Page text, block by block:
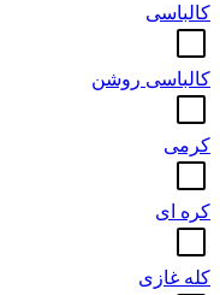
کالباسی
کالباسی روشن
کرمی
کره ای
کله غازی